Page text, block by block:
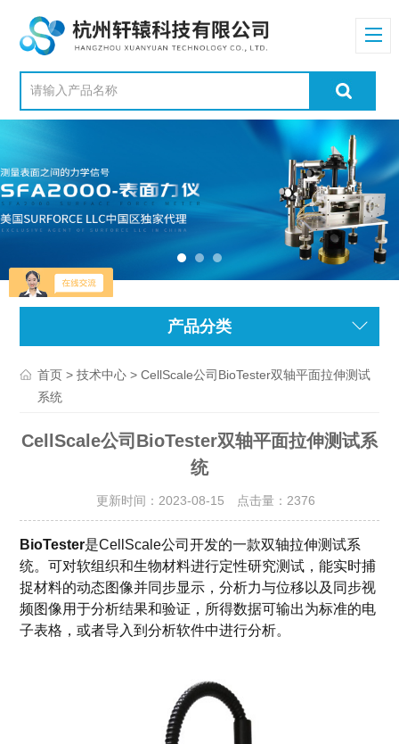
产品分类
首页 >技术中心 > CellScale公司BioTester双轴平面拉伸测试
系统
CellScale公司BioTester双轴平面拉伸测试系
统
更新时间：2023-08-15 点击量： 2376
BioTester是CellScale公司开发的一款双轴拉伸测试系
统。可对软组织和生物材料进行定性研究测试，能实时捕
捉材料的动态图像并同步显示，分析力与位移以及同步视
频图像用于分析结果和验证，所得数据可输出为标准的电
子表格，或者导入到分析软件中进行分析。